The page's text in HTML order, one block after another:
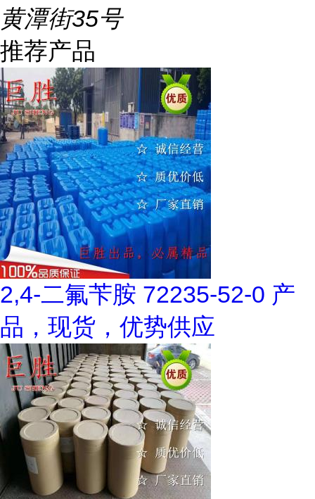
黄潭街35号
推荐产品
2,4-二氟苄胺 72235-52-0 产
品，现货，优势供应